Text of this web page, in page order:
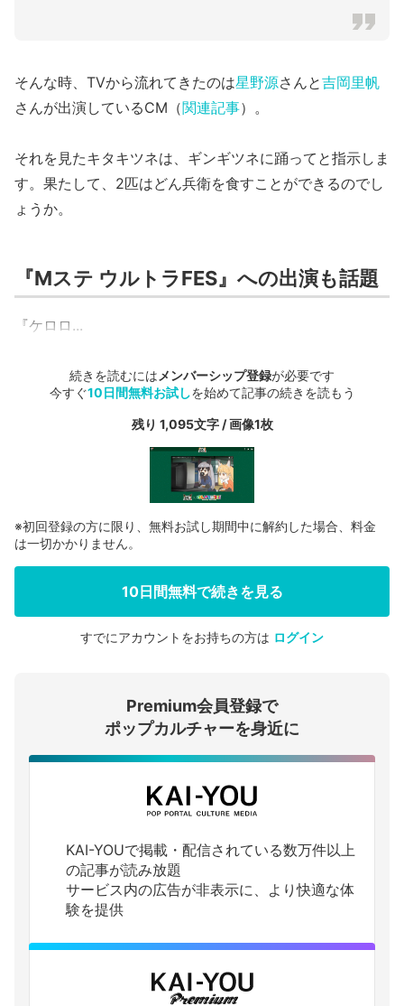
そんな時、TVから流れてきたのは星野源さんと吉岡里帆
さんが出演しているCM（関連記事）。
それを見たキタキツネは、ギンギツネに踊ってと指示しま
す。果たして、2匹はどん兵衛を食すことができるのでし
ょうか。
『Mステ ウルトラFES』への出演も話題
『ケロロ...
続きを読むには メンバーシップ登録が必要です
今すぐ10日間無料お試しを始めて記事の続きを読もう
残り 1,095文字 / 画像1枚
会員登録する
ログインする
※初回登録の方に限り、無料お試し期間中に解約した場合、料金
は一切かかりません。
10日間無料で続きを見る
すでにアカウントをお持ちの方は ログイン
Premium会員登録で
ポップカルチャーを身近に
KAI-YOUで掲載・配信されている数万件以上
の記事が読み放題
サービス内の広告が非表示に、より快適な体
験を提供